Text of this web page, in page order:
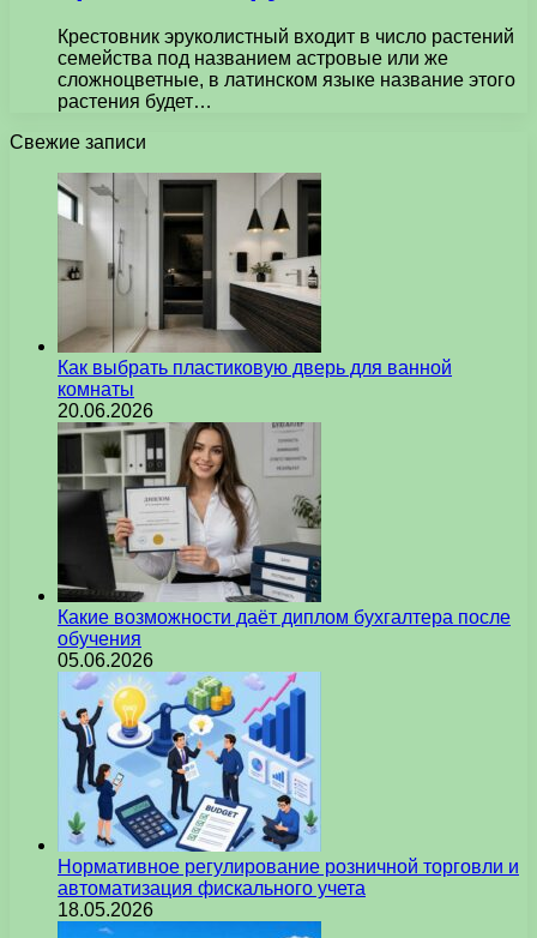
Крестовник эруколистный входит в число растений
семейства под названием астровые или же
сложноцветные, в латинском языке название этого
растения будет…
Свежие записи
Как выбрать пластиковую дверь для ванной
комнаты
20.06.2026
Какие возможности даёт диплом бухгалтера после
обучения
05.06.2026
Нормативное регулирование розничной торговли и
автоматизация фискального учета
18.05.2026